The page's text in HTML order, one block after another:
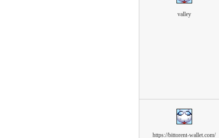
valley
https://bittorent-wallet.com/